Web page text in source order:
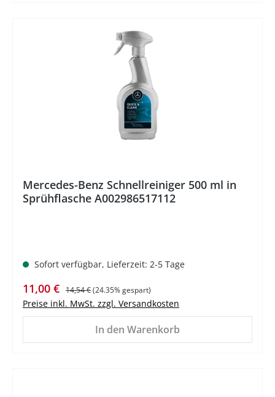
Mercedes-Benz Schnellreiniger 500 ml in
Sprühflasche A002986517112
Sofort verfügbar, Lieferzeit: 2-5 Tage
Verkaufspreis:
11,00 € Regulärer Preis:
14,54 €(24.35% gespart)
Preise inkl. MwSt. zzgl. Versandkosten
In den Warenkorb